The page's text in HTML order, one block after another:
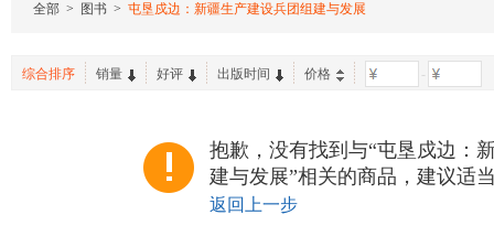
全部 > 图书 > 屯垦戍边：新疆生产建设兵团组建与发展
综合排序 销量 好评 出版时间 价格 -
抱歉，没有找到与“屯垦戍边：
建与发展”相关的商品，建议适
返回上一步